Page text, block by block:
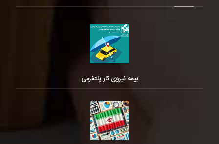
بیمه نیروی کار پلتفرمی